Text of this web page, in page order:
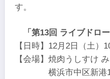
す。
「第13回 ライブドロ
【日時】12月2日（土
【会場】焼肉うしすけ
横浜市中区新港1-